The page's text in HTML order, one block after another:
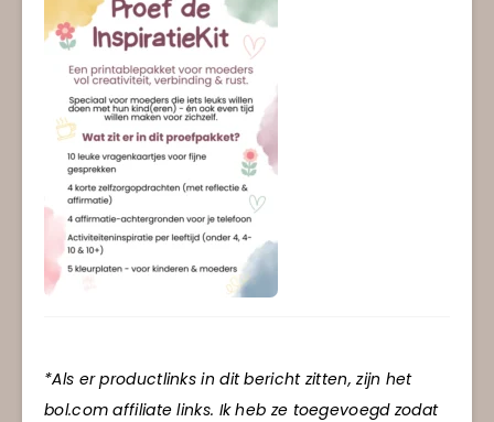
*Als er productlinks in dit bericht zitten, zijn het
bol.com affiliate links. Ik heb ze toegevoegd zodat